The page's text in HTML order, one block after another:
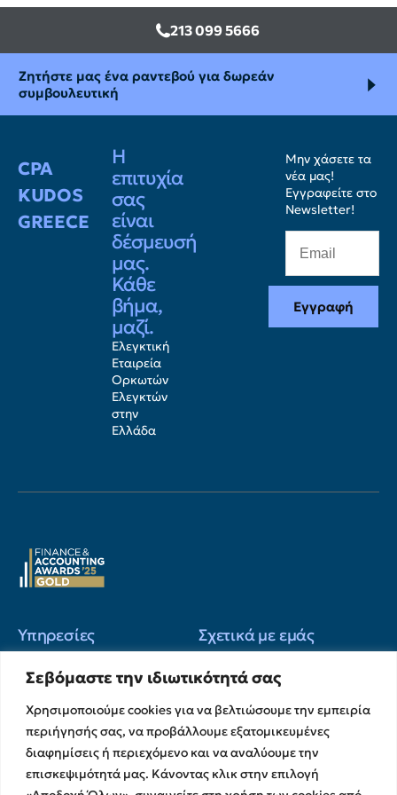
Σεβόμαστε την ιδιωτικότητά σας
Χρησιμοποιούμε cookies για να βελτιώσουμε την εμπειρία
περιήγησής σας, να προβάλλουμε εξατομικευμένες
διαφημίσεις ή περιεχόμενο και να αναλύουμε την
επισκεψιμότητά μας. Κάνοντας κλικ στην επιλογή
213 099 5666
Ζητήστε μας ένα ραντεβού για δωρεάν
συμβουλευτική
CPA
KUDOS
GREECE
Η
επιτυχία
σας
είναι
δέσμευσή
μας.
Κάθε
βήμα,
μαζί.
Ελεγκτική
Εταιρεία
Ορκωτών
Ελεγκτών
στην
Ελλάδα
Μην χάσετε τα
νέα μας!
Εγγραφείτε στο
Newsletter!
Εγγραφή
Υπηρεσίες
Υπηρεσίες Ελέγχου &
Διασφάλισης
Χρηματοικοικονομικές &
Συμβουλευτικές Υπηρεσίες
Υπηρεσίες Ανάπτυξης και
Καινοτομίας
Λογιστικές & Φορολογικές
Σχετικά με εμάς
Ο Όμιλος
Η Ομάδα μας
Ευκαιρίες Καριέρας
Στρατηγικές Συνεργασίες
Memberships
Εκθέσεις Διαφάνειας